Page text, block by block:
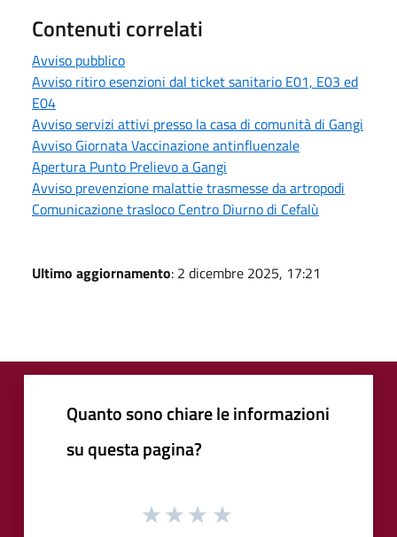
Contenuti correlati
Avviso pubblico
Avviso ritiro esenzioni dal ticket sanitario E01, E03 ed
E04
Avviso servizi attivi presso la casa di comunità di Gangi
Avviso Giornata Vaccinazione antinfluenzale
Apertura Punto Prelievo a Gangi
Avviso prevenzione malattie trasmesse da artropodi
Comunicazione trasloco Centro Diurno di Cefalù
Ultimo aggiornamento: 2 dicembre 2025, 17:21
Quanto sono chiare le informazioni
su questa pagina?